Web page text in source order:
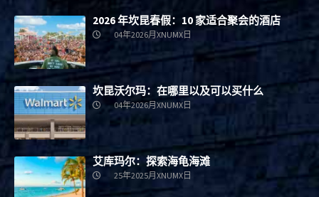
2026 年坎昆春假：10 家适合聚会的酒店
04年2026月XNUMX日
坎昆沃尔玛：在哪里以及可以买什么
04年2026月XNUMX日
艾库玛尔：探索海龟海滩
25年2025月XNUMX日